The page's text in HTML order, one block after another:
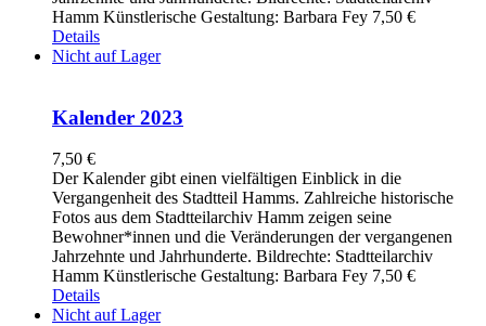
Hamm Künstlerische Gestaltung: Barbara Fey 7,50 €
Details
Nicht auf Lager
Kalender 2023
7,50 €
Der Kalender gibt einen vielfältigen Einblick in die
Vergangenheit des Stadtteil Hamms. Zahlreiche historische
Fotos aus dem Stadtteilarchiv Hamm zeigen seine
Bewohner*innen und die Veränderungen der vergangenen
Jahrzehnte und Jahrhunderte. Bildrechte: Stadtteilarchiv
Hamm Künstlerische Gestaltung: Barbara Fey 7,50 €
Details
Nicht auf Lager